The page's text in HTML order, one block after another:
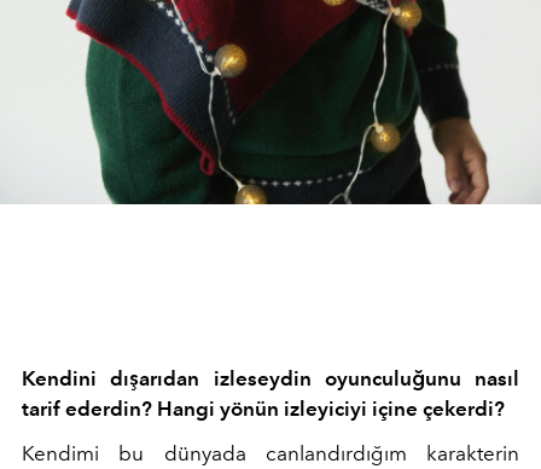
Kendini dışarıdan izleseydin oyunculuğunu nasıl
tarif ederdin? Hangi yönün izleyiciyi içine çekerdi?
Kendimi bu dünyada canlandırdığım karakterin